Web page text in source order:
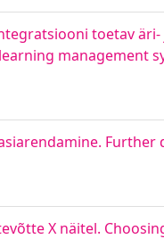
toetav äri-
management
X näitel.